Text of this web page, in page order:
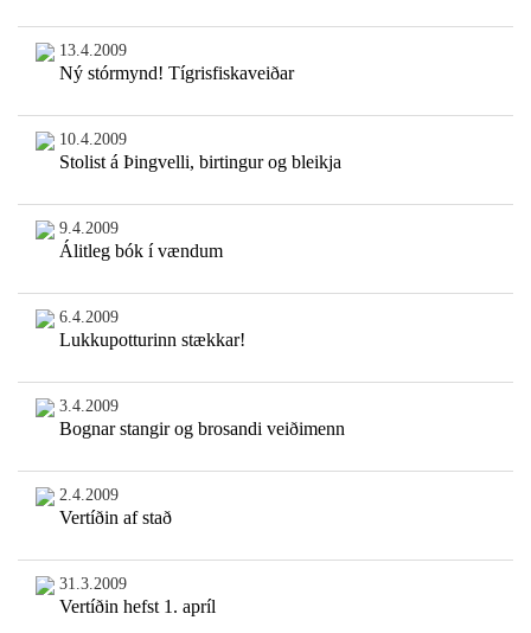
13.4.2009
Ný stórmynd! Tígrisfiskaveiðar
10.4.2009
Stolist á Þingvelli, birtingur og bleikja
9.4.2009
Álitleg bók í vændum
6.4.2009
Lukkupotturinn stækkar!
3.4.2009
Bognar stangir og brosandi veiðimenn
2.4.2009
Vertíðin af stað
31.3.2009
Vertíðin hefst 1. apríl